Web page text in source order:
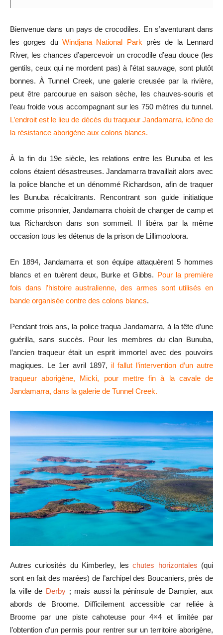
Bienvenue dans un pays de crocodiles. En s’aventurant dans
les gorges du Windjana National Park près de la Lennard
River, les chances d’apercevoir un crocodile d’eau douce (les
gentils, ceux qui ne mordent pas) à l’état sauvage, sont plutôt
bonnes. À Tunnel Creek, une galerie creusée par la rivière,
peut être parcourue en saison sèche, les chauves-souris et
l’eau froide vous accompagnant sur les 750 mètres du tunnel.
L’endroit est le lieu de décès du traqueur Jandamarra, icône de
la résistance aborigène aux colons blancs.
À la fin du 19e siècle, les relations entre les Bunuba et les
colons étaient désastreuses. Jandamarra travaillait alors avec
la police blanche et un dénommé Richardson, afin de traquer
les Bunuba récalcitrants. Rencontrant son guide initiatique
comme prisonnier, Jandamarra choisit de changer de camp et
tua Richardson dans son sommeil. Il libéra par la même
occasion tous les détenus de la prison de Lillimooloora.
En 1894, Jandamarra et son équipe attaquèrent 5 hommes
blancs et en tuèrent deux, Burke et Gibbs. Pour la première
fois dans l’histoire australienne, des armes sont utilisés en
bande organisée contre des colons blancs.
Pendant trois ans, la police traqua Jandamarra, à la tête d’une
guérilla, sans succès. Pour les membres du clan Bunuba,
l’ancien traqueur était un esprit immortel avec des pouvoirs
magiques. Le 1er avril 1897, il fallut l’intervention d’un autre
traqueur aborigène, Micki, pour mettre fin à la cavale de
Jandamarra, dans la galerie de Tunnel Creek.
Autres curiosités du Kimberley, leschutes horizontales (qui
sont en fait des marées) de l’archipel des Boucaniers, près de
la ville de Derby; mais aussi la péninsule de Dampier, aux
abords de Broome. Difficilement accessible car reliée à
Broome par une piste cahoteuse pour 4×4 et limitée par
l’obtention d’un permis pour rentrer sur un territoire aborigène,